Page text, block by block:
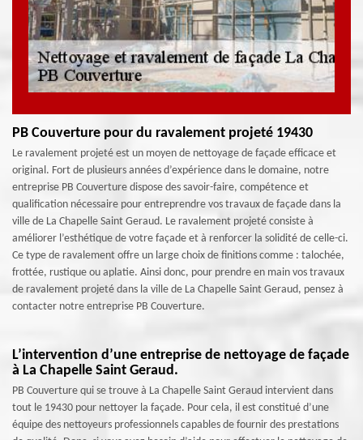
PB Couverture pour du ravalement projeté 19430
Le ravalement projeté est un moyen de nettoyage de façade efficace et
original. Fort de plusieurs années d’expérience dans le domaine, notre
entreprise PB Couverture dispose des savoir-faire, compétence et
qualification nécessaire pour entreprendre vos travaux de façade dans la
ville de La Chapelle Saint Geraud. Le ravalement projeté consiste à
améliorer l’esthétique de votre façade et à renforcer la solidité de celle-ci.
Ce type de ravalement offre un large choix de finitions comme : talochée,
frottée, rustique ou aplatie. Ainsi donc, pour prendre en main vos travaux
de ravalement projeté dans la ville de La Chapelle Saint Geraud, pensez à
contacter notre entreprise PB Couverture.
L’intervention d’une entreprise de nettoyage de façade
à La Chapelle Saint Geraud.
PB Couverture qui se trouve à La Chapelle Saint Geraud intervient dans
tout le 19430 pour nettoyer la façade. Pour cela, il est constitué d’une
équipe des nettoyeurs professionnels capables de fournir des prestations